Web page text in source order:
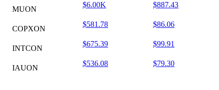
MUON
$6.00K $887.43
COPXON
$581.78 $86.06
INTCON
$675.39 $99.91
IAUON
$536.08 $79.30